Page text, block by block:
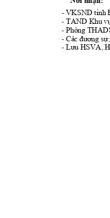
- VKSND tỉnh
- TAND Khu v
- Phòng
- Các đương sự;
- Lưu HSVA,